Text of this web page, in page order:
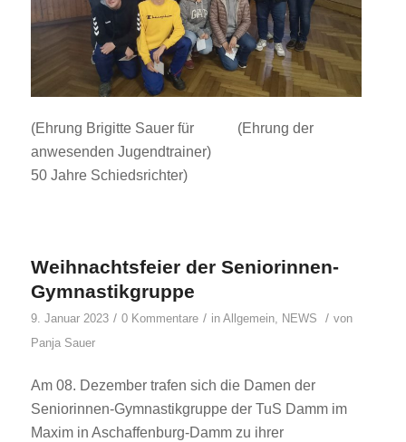
(Ehrung Brigitte Sauer für (Ehrung der
anwesenden Jugendtrainer)
50 Jahre Schiedsrichter)
Weihnachtsfeier der Seniorinnen-
Gymnastikgruppe
9. Januar 2023 / 0 Kommentare / in Allgemein, NEWS / von
Panja Sauer
Am 08. Dezember trafen sich die Damen der
Seniorinnen-Gymnastikgruppe der TuS Damm im
Maxim in Aschaffenburg-Damm zu ihrer